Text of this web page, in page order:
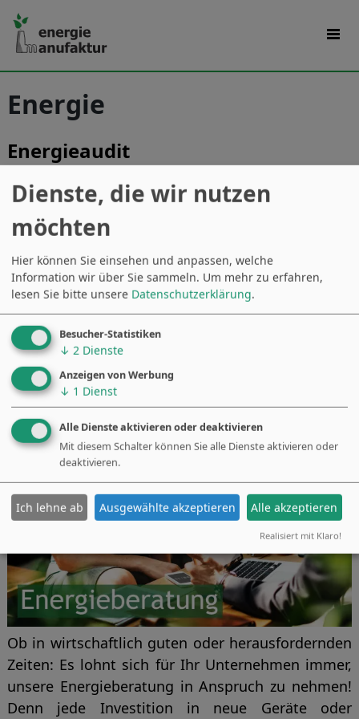
Energie
Energieaudit
Das 2014 verabschiedete und 2023 novellierte
Energieeffizienz-Gesetz verpflichtet große
Unternehmen dazu, alle vier Jahre ein externes
Audit der Energieeffizienz durchführen zu lassen.
Damit will der Gesetzgeber einen möglichst
effizienten Verbrauch von Energie sicherstellen.
Energieberatung Gewerbe
Ob in wirtschaftlich guten oder herausfordernden
Zeiten: Es lohnt sich für Ihr Unternehmen immer,
unsere Energieberatung in Anspruch zu nehmen!
Denn jede Investition in neue Geräte oder
Dienste, die wir nutzen
möchten
Hier können Sie einsehen und anpassen, welche
Information wir über Sie sammeln. Um mehr zu erfahren,
lesen Sie bitte unsere Datenschutzerklärung.
Besucher-Statistiken
↓ 2 Dienste
Anzeigen von Werbung
↓ 1 Dienst
Alle Dienste aktivieren oder deaktivieren
Mit diesem Schalter können Sie alle Dienste aktivieren oder
deaktivieren.
Ich lehne ab Ausgewählte akzeptieren Alle akzeptieren
Realisiert mit Klaro!